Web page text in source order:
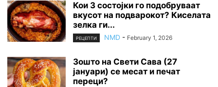
Кои 3 состојки го подобруваат
вкусот на подварокот? Киселата
зелка ги...
РЕЦЕПТИ NMD - February 1, 2026
Зошто на Свети Сава (27
јануари) се месат и печат
переци?